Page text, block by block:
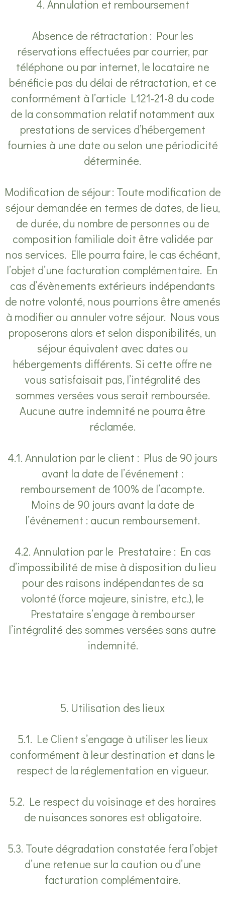
4. Annulation et remboursement
Absence de rétractation : Pour les
réservations effectuées par courrier, par
téléphone ou par internet, le locataire ne
bénéficie pas du délai de rétractation, et ce
conformément à l’article L121-21-8 du code
de la consommation relatif notamment aux
prestations de services d’hébergement
fournies à une date ou selon une périodicité
déterminée.
Modification de séjour : Toute modification de
séjour demandée en termes de dates, de lieu,
de durée, du nombre de personnes ou de
composition familiale doit être validée par
nos services. Elle pourra faire, le cas échéant,
l’objet d’une facturation complémentaire. En
cas d’évènements extérieurs indépendants
de notre volonté, nous pourrions être amenés
à modifier ou annuler votre séjour. Nous vous
proposerons alors et selon disponibilités, un
séjour équivalent avec dates ou
hébergements différents. Si cette offre ne
vous satisfaisait pas, l’intégralité des
sommes versées vous serait remboursée.
Aucune autre indemnité ne pourra être
réclamée.
4.1. Annulation par le client : Plus de 90 jours
avant la date de l’événement :
remboursement de 100% de l’acompte.
Moins de 90 jours avant la date de
l’événement : aucun remboursement.
4.2. Annulation par le Prestataire : En cas
d’impossibilité de mise à disposition du lieu
pour des raisons indépendantes de sa
volonté (force majeure, sinistre, etc.), le
Prestataire s’engage à rembourser
l’intégralité des sommes versées sans autre
indemnité.
5. Utilisation des lieux
5.1. Le Client s’engage à utiliser les lieux
conformément à leur destination et dans le
respect de la réglementation en vigueur.
5.2. Le respect du voisinage et des horaires
de nuisances sonores est obligatoire.
5.3. Toute dégradation constatée fera l’objet
d’une retenue sur la caution ou d’une
facturation complémentaire.